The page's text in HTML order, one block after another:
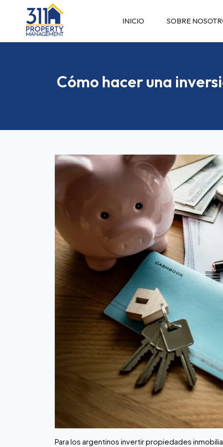
INICIO SOBRE
Cómo hacer una
Para los argentinos invertir propiedades